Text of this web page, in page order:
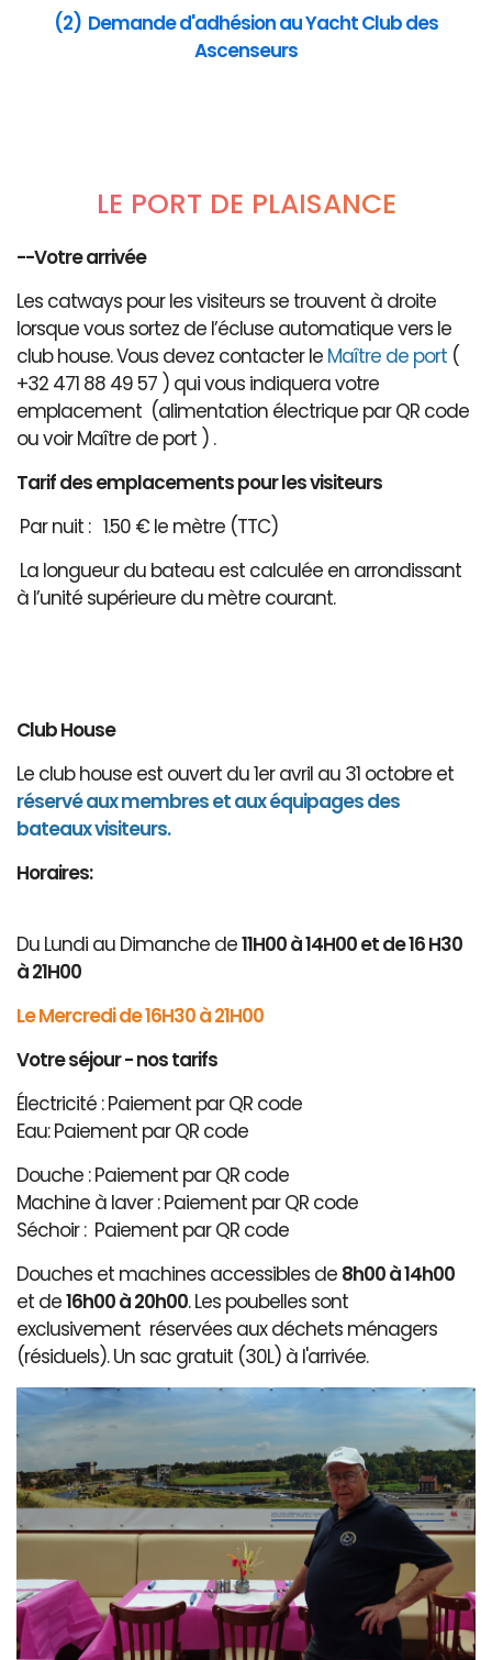
(2) Demande d'adhésion au Yacht Club des
Ascenseurs
LE PORT DE PLAISANCE
--Votre arrivée
Les catways pour les visiteurs se trouvent à droite
lorsque vous sortez de l’écluse automatique vers le
club house. Vous devez contacter le Maître de port (
+32 471 88 49 57 ) qui vous indiquera votre
emplacement (alimentation électrique par QR code
ou voir Maître de port ) .
Tarif des emplacements pour les visiteurs
Par nuit : 1.50 € le mètre (TTC)
La longueur du bateau est calculée en arrondissant
à l’unité supérieure du mètre courant.
Club House
Le club house est ouvert du 1er avril au 31 octobre et
réservé aux membres et aux équipages des
bateaux visiteurs.
Horaires:
Du Lundi au Dimanche de11H00 à 14H00 et de 16 H30
à 21H00
Le Mercredi de 16H30 à 21H00
Votre séjour - nos tarifs
Électricité : Paiement par QR code
Eau: Paiement par QR code
Douche : Paiement par QR code
Machine à laver : Paiement par QR code
Séchoir : Paiement par QR code
Douches et machines accessibles de 8h00 à 14h00
et de16h00 à 20h00. Les poubelles sont
exclusivement réservées aux déchets ménagers
(résiduels). Un sac gratuit (30L) à l'arrivée.